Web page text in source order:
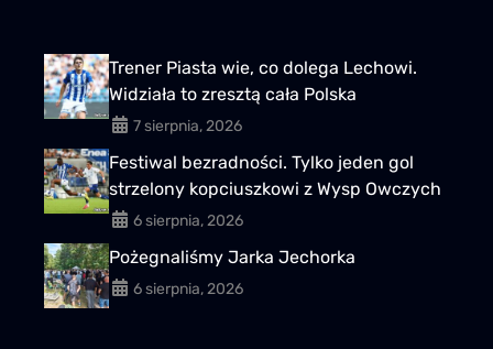
Trener Piasta wie, co dolega Lechowi.
Widziała to zresztą cała Polska
7 sierpnia, 2026
Festiwal bezradności. Tylko jeden gol
strzelony kopciuszkowi z Wysp Owczych
6 sierpnia, 2026
Pożegnaliśmy Jarka Jechorka
6 sierpnia, 2026